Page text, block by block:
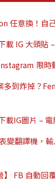
任意換！自
載 IG 大頭貼
限時
多到炸掉？
載IG圖片 –
變翻譯機，
】 FB 自動回